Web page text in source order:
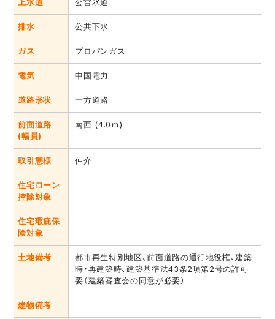
排水 公共下水
ガス プロパンガス
電気 中国電力
道路形状 一方道路
前面道路
(幅員)
南西 (4.0ｍ)
取引態様 仲介
住宅ローン
控除対象
住宅瑕疵保
険対象
土地備考
都市再生特別地区、前面道路の通行地役権、建築
時・再建築時、建築基準法43条2項第2号の許可
要（建築審査会の同意が必要）
建物備考